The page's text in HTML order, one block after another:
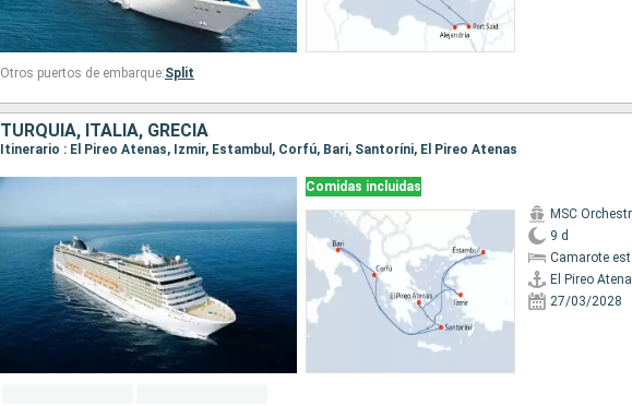
Otros puertos de embarque:Split
TURQUÍA, ITALIA, GRECIA
Itinerario : El Pireo Atenas, Izmir, Estambul, Corfú, Bari, Santoríni, El Pireo Atenas
Comidas incluidas
MSC
9 d
Camarote
El Pireo
27/03/2028